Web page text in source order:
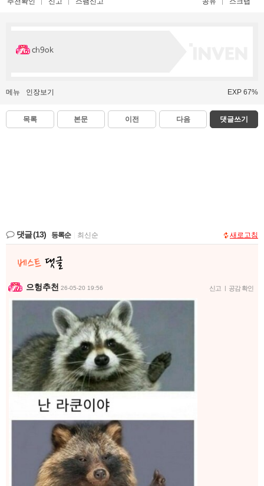
ch9ok
메뉴 인장보기 EXP 67%
목록 본문 이전 다음 댓글쓰기
댓글(13) 등록순 최신순 새로고침
으헝추천 26-05-20 19:56 신고 | 공감 확인